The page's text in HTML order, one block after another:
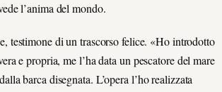
l’anima del mondo.
testimone di un trascorso felice. «Ho introdotto
e propria, me l’ha data un pescatore del mare
barca disegnata. L’opera l’ho realizzata